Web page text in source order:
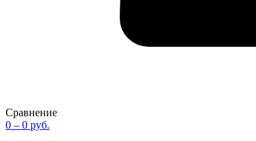
Сравнение
0 – 0 руб.